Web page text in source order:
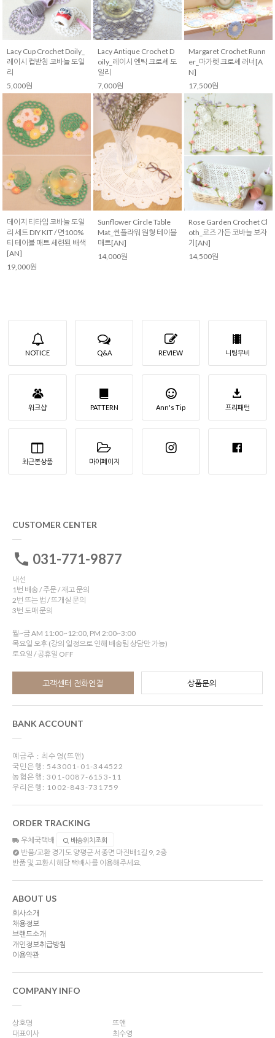
Lacy Cup Crochet Doily_
레이시 컵받침 코바늘 도일
리
5,000원
Lacy Antique Crochet D
oily_레이시 엔틱 크로셰 도
일리
7,000원
Margaret Crochet Runn
er_마가렛 크로셰 러너[A
N]
17,500원
데이지 티타임 코바늘 도일
리 세트 DIY KIT / 면100%
티 테이블 매트 세련된 배색
[AN]
19,000원
Sunflower Circle Table
Mat_썬플라워 원형 테이블
매트[AN]
14,000원
Rose Garden Crochet Cl
oth_로즈 가든 코바늘 보자
기[AN]
14,500원
NOTICE Q&A REVIEW 니팅무비
워크샵 PATTERN Ann's Tip 프리패턴
최근본상품 마이페이지
CUSTOMER CENTER
031-771-9877
내선
1번 배송 / 주문 / 재고 문의
2번 뜨는 법 / 뜨개실 문의
3번 도매 문의
월~금 AM 11:00~12:00, PM 2:00~3:00
목요일 오후 (강의 일정으로 인해 배송팀 상담만 가능)
토요일 / 공휴일 OFF
고객센터 전화연결 상품문의
BANK ACCOUNT
예금주 : 최수영(뜨앤)
국민은행: 543001-01-344522
농협은행: 301-0087-6153-11
우리은행: 1002-843-731759
ORDER TRACKING
우체국택배 배송위치조회
반품/교환 경기도 양평군 서종면 마진배1길 9, 2층
반품 및 교환시 해당 택배사를 이용해주세요.
ABOUT US
회사소개
채용정보
브랜드소개
개인정보취급방침
이용약관
COMPANY INFO
상호명
뜨앤
대표이사
최수영